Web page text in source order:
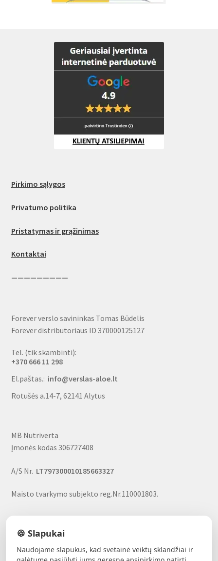
Pirkimo sąlygos
Privatumo politika
Pristatymas ir grąžinimas
Kontaktai
—————————
Forever verslo savininkas Tomas Būdelis
Forever distributoriaus ID 370000125127
Tel. (tik skambinti):
+370 666 11 298
El.paštas.: info@verslas-aloe.lt
Rotušės a.14-7, 62141 Alytus
MB Nutriverta
Įmonės kodas 306727408
A/S Nr. LT797300010185663327
Maisto tvarkymo subjekto reg.Nr.110001803.
ALAVIJŲ GALIA!- Forever produktai, nuolaidos, uždarbio
🍪 Slapukai
Naudojame slapukus, kad svetainė veiktų sklandžiai ir